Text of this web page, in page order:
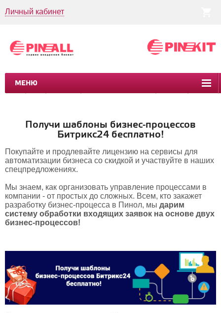
Личный кабинет
МЕНЮ
CRM CMS КЕЙСЫ
Получи шаблоны бизнес-процессов
Битрикс24 бесплатно!
Покупайте и продлевайте лицензию на сервисы для
автоматизации бизнеса со скидкой и участвуйте в наших
спецпредложениях.
Мы знаем, как организовать управление процессами в
компании - от простых до сложных. Всем, кто закажет
разработку бизнес-процесса в Пинол, мы дарим
систему обработки входящих заявок на основе двух
бизнес-процессов!